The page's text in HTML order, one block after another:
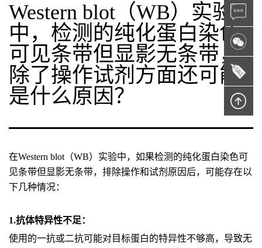
Western blot（WB）实验
中，检测的纯化蛋白染色
可见条带但显影无条带，
除了操作试剂方面还可能
是什么原因？
在Western blot（WB）实验中，如果检测的纯化蛋白染色可
见条带但显影无条带，排除操作和试剂原因后，可能存在以
下几种情况：
1.抗体特异性不足：
使用的一抗或二抗可能对目标蛋白的特异性不够高，导致无